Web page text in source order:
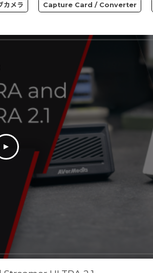
カメラ Capture Card / Converter